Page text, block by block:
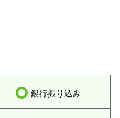
銀行振り込み